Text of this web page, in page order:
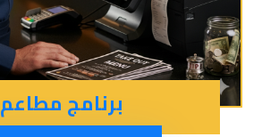
برنامج مطاعم